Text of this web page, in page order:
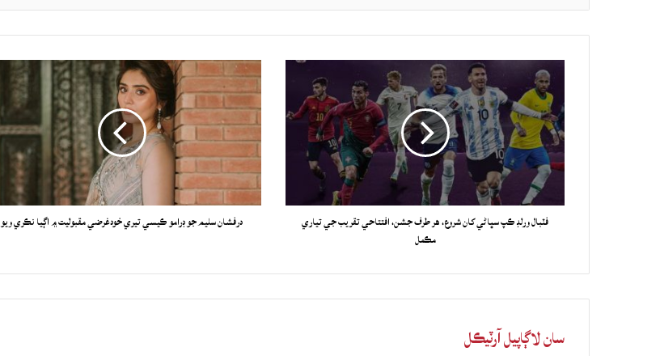
فٽبال ورلڊ ڪپ سڀاڻي کان شروع، هر طرف جشن، افتتاحي تقريب جي تياري
مڪمل
درفشان سليم جو ڊرامو ڪيسي تيري خودغرضي مقبوليت ۾ اڳيا نڪري ويو
سان لاڳاپيل آرٽيڪل